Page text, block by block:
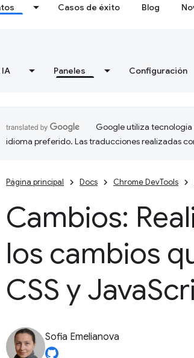
Casos de éxito Blog
Paneles Configuración
Google utiliza
idioma preferido. Las traducciones realizadas
Página principal Docs Chrome DevTools
Cambios:
los cambios
CSS y Java
Sofia Emelianova